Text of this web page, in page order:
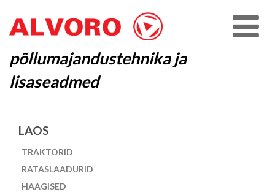
põllumajandustehnika ja
lisaseadmed
LAOS
TRAKTORID
RATASLAADURID
HAAGISED